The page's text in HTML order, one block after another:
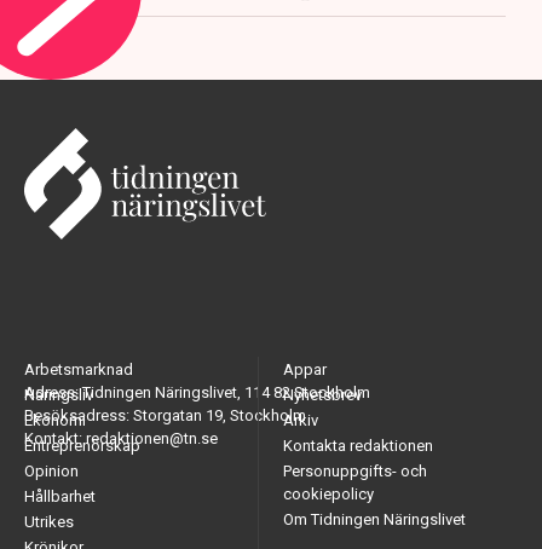
Adress: Tidningen Näringslivet, 114 82 Stockholm
Besöksadress: Storgatan 19, Stockholm
Kontakt: redaktionen@tn.se
Arbetsmarknad
Näringsliv
Ekonomi
Entreprenörskap
Opinion
Hållbarhet
Utrikes
Appar
Nyhetsbrev
Arkiv
Kontakta redaktionen
Personuppgifts- och
cookiepolicy
Om Tidningen Näringslivet